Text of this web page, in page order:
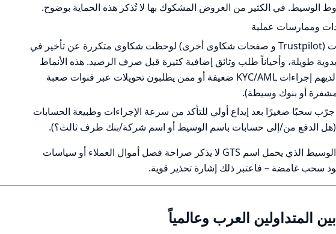
الوسيط. في الكثير من العروض المشكوك بها لا تُذكر هذه الحماية بوضوح.
وممارسات عملية
في مصدر المراجعات (Trustpilot و صفحات شكاوى أخرى) لوحظت شكاوى متكررة عن تأخير في
طويلة، وأحياناً طلب وثائق إضافية كثيرة قبل صرف الرصيد. هذه الأنماط
شائعة لدى وسطاء لديهم إجراءات KYC/AML ضعيفة أو ممن يطلبون تحويلات عبر قنوات صعبة
أو بنوك وسيطة).
جرّب سحبًا صغيرًا بعد إيداع أولي للتأكد من سرعة الإجراءات وطبيعة الحسابات
(هل الدفع من/إلى حسابات باسم الوسيط أو اسم شركة/بنك طرف ثالث؟).
خلاصة هذا الجزء: إذا كان الوسيط الذي يحمل اسم GTS لا يذكر صراحة فصل أموال العملاء أو سياسات
سحب غامضة – فاعتبر ذلك إشارة تحذير قوية.